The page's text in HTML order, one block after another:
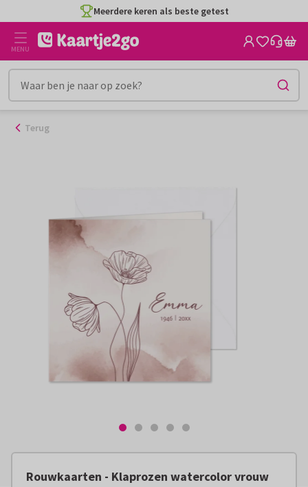
naar
inhoud
Meerdere keren als beste getest
MENU
Terug
Rouwkaarten - Klaprozen watercolor vrouw